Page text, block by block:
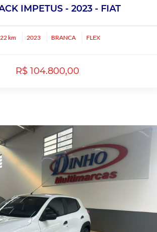
IMPETUS - 2023 - FIAT
km 2023 BRANCA FLEX
R$ 104.800,00